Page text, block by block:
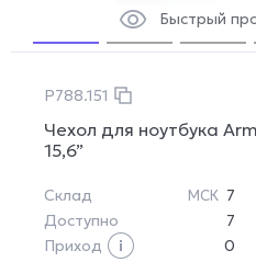
Быстрый
P788.151
Чехол для ноутбука
15,6”
Склад МСК 7
Доступно
7
Приход
0